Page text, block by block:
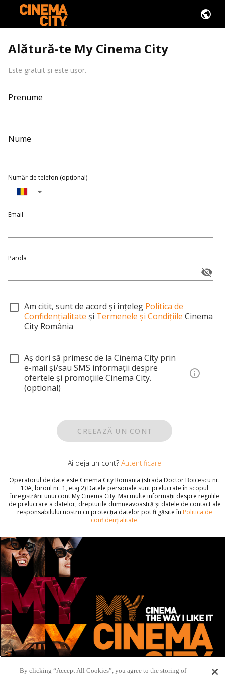
Alătură-te My Cinema City
Este gratuit și este ușor.
Prenume
Nume
Număr de telefon (opțional)
Email
Parola
Am citit, sunt de acord și înțeleg Politica de
Confidențialitate și Termenele și Condițiile Cinema
City România
Aș dori să primesc de la Cinema City prin
e-mail și/sau SMS informații despre
ofertele și promoțiile Cinema City.
(optional)
CREEAZĂ UN CONT
Ai deja un cont? Autentificare
Operatorul de date este Cinema City Romania (strada Doctor Boicescu nr.
10A, biroul nr. 1, etaj 2) Datele personale sunt prelucrate în scopul
înregistrării unui cont My Cinema City. Mai multe informații despre regulile
de prelucrare a datelor, drepturile dumneavoastră și datele de contact ale
responsabilului nostru cu protecția datelor pot fi găsite în Politica de
confidențialitate.
By clicking “Accept All Cookies”, you agree to the storing of